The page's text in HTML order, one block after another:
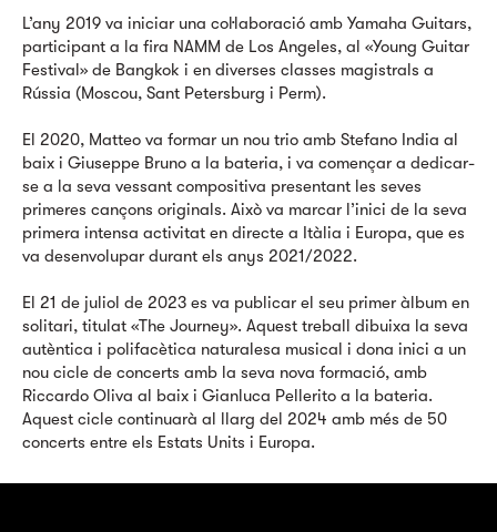
L’any 2019 va iniciar una col·laboració amb Yamaha Guitars,
participant a la fira NAMM de Los Angeles, al «Young Guitar
Festival» de Bangkok i en diverses classes magistrals a
Rússia (Moscou, Sant Petersburg i Perm).
El 2020, Matteo va formar un nou trio amb Stefano India al
baix i Giuseppe Bruno a la bateria, i va començar a dedicar-
se a la seva vessant compositiva presentant les seves
primeres cançons originals. Això va marcar l’inici de la seva
primera intensa activitat en directe a Itàlia i Europa, que es
va desenvolupar durant els anys 2021/2022.
El 21 de juliol de 2023 es va publicar el seu primer àlbum en
solitari, titulat «The Journey». Aquest treball dibuixa la seva
autèntica i polifacètica naturalesa musical i dona inici a un
nou cicle de concerts amb la seva nova formació, amb
Riccardo Oliva al baix i Gianluca Pellerito a la bateria.
Aquest cicle continuarà al llarg del 2024 amb més de 50
concerts entre els Estats Units i Europa.